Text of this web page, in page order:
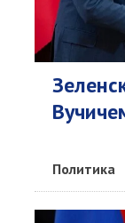
Политика